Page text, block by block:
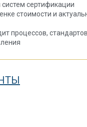
систем сертификации
стоимости и
процессов,